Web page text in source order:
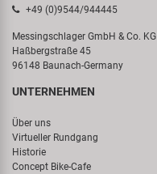
+49 (0)9544/944445
Messingschlager GmbH & Co. KG
Haßbergstraße 45
96148 Baunach-Germany
UNTERNEHMEN
Über uns
Virtueller Rundgang
Historie
Concept Bike-Cafe